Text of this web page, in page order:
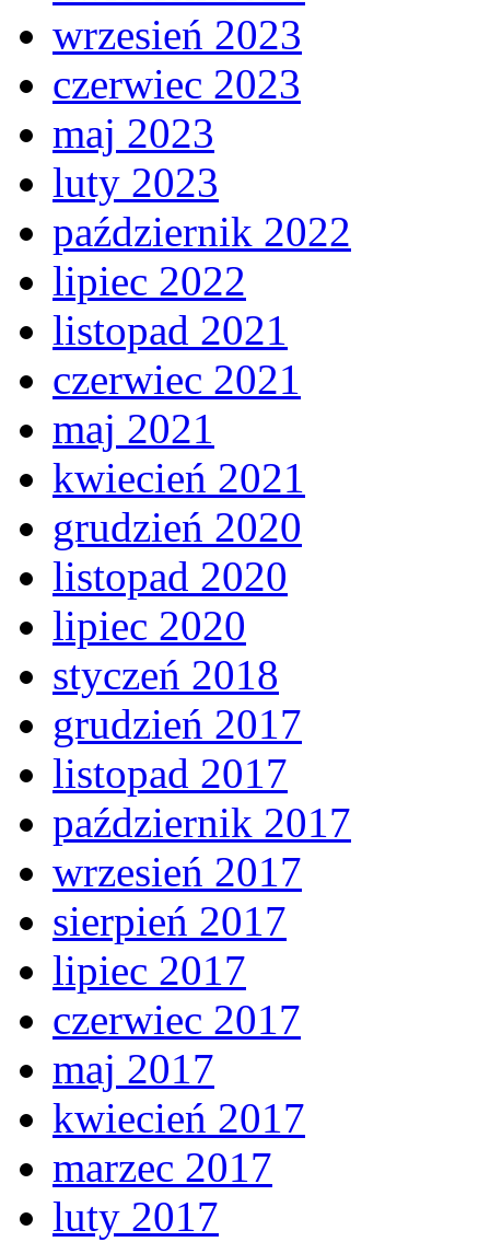
wrzesień 2023
czerwiec 2023
maj 2023
luty 2023
październik 2022
lipiec 2022
listopad 2021
czerwiec 2021
maj 2021
kwiecień 2021
grudzień 2020
listopad 2020
lipiec 2020
styczeń 2018
grudzień 2017
listopad 2017
październik 2017
wrzesień 2017
sierpień 2017
lipiec 2017
czerwiec 2017
maj 2017
kwiecień 2017
marzec 2017
luty 2017